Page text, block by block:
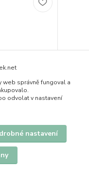
web správně fungoval a
odvolat v nastavení
nastavení